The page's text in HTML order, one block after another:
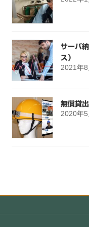
サーバ
ス）
2021年8
無償貸
2020年5